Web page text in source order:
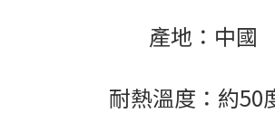
產地：中國
耐熱溫度：約50